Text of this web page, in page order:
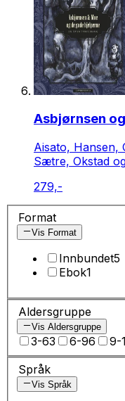
Asbjørnsen
Aisato, Hansen,
Sætre, Okstad
279,-
Format
Vis Format
Innbundet5
Ebok1
Aldersgruppe
Vis Aldersgruppe
3-63 6-96 9-
Språk
Vis Språk